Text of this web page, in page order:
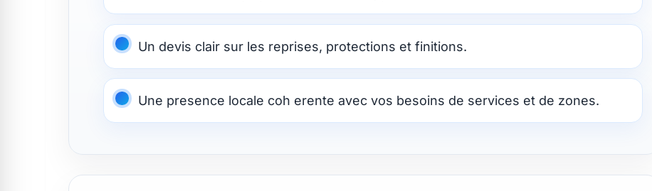
Un devis clair sur les reprises, protections et finitions.
Une presence locale coh erente avec vos besoins de services et de zones.